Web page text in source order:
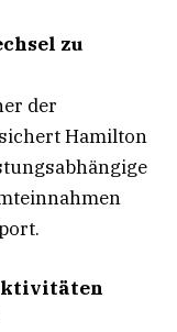
zu
der
Hamilton